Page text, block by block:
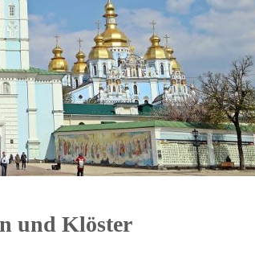
und Klöster